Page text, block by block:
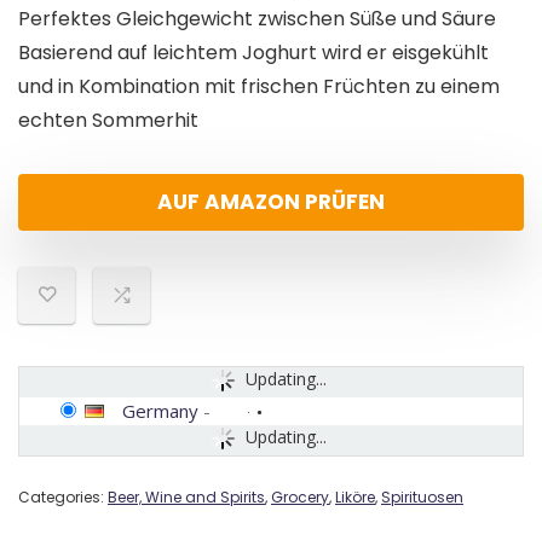
Perfektes Gleichgewicht zwischen Süße und Säure
Basierend auf leichtem Joghurt wird er eisgekühlt
und in Kombination mit frischen Früchten zu einem
echten Sommerhit
AUF AMAZON PRÜFEN
Updating...
Updating...
Germany -
Categories: Beer, Wine and Spirits,Grocery,Liköre, Spirituosen